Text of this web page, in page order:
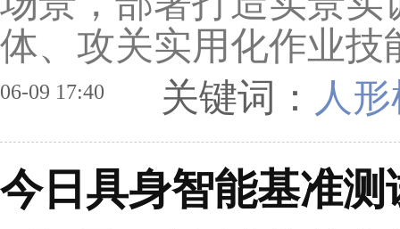
体、攻关实用化作业技
06-09 17:40 关键词： 人
今日具身智能基准